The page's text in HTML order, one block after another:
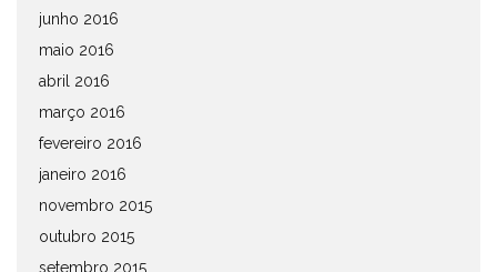
junho 2016
maio 2016
abril 2016
março 2016
fevereiro 2016
janeiro 2016
novembro 2015
outubro 2015
setembro 2015